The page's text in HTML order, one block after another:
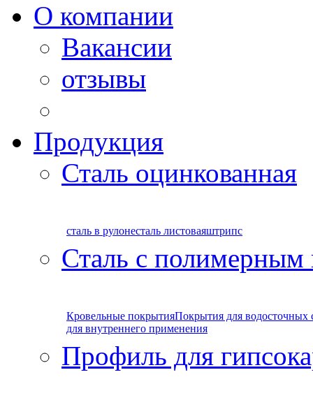
О компании
Вакансии
отзывы
Продукция
Сталь оцинкованная
сталь в рулонесталь листоваяштрипс
Сталь с
Кровельные покрытияПокрытия для водосточных
для внутреннего применения
Профиль для